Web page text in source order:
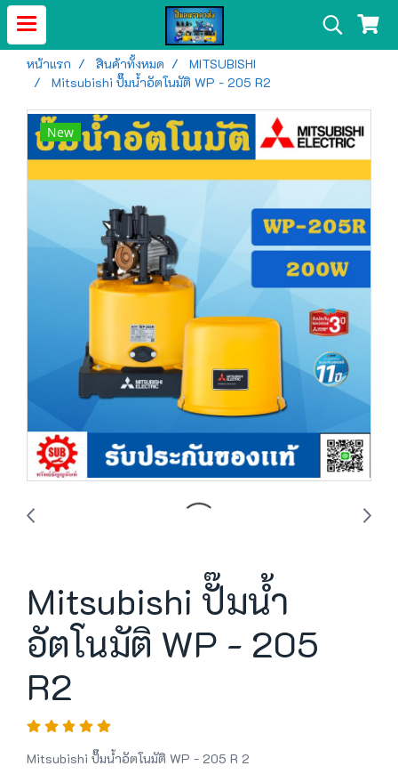
หน้าแรก สินค้าทั้งหมด
MITSUBISHI
Mitsubishi ปั๊มน้ำอัตโนมัติ WP - 205 R2
New
Mitsubishi ปั๊มน้ำ
อัตโนมัติ WP - 205
R2
Mitsubishi ปั๊มน้ำอัตโนมัติ WP - 205 R 2